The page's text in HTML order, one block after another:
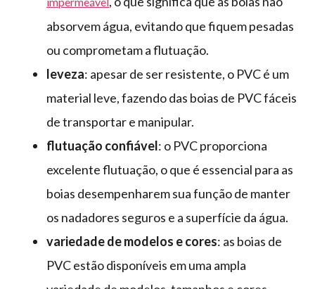
absorvem água, evitando que fiquem pesadas
ou comprometam a flutuação.
leveza: apesar de ser resistente, o PVC é um
material leve, fazendo das boias de PVC fáceis
de transportar e manipular.
flutuação confiável: o PVC proporciona
excelente flutuação, o que é essencial para as
boias desempenharem sua função de manter
os nadadores seguros e a superfície da água.
variedade de modelos e cores: as boias de
PVC estão disponíveis em uma ampla